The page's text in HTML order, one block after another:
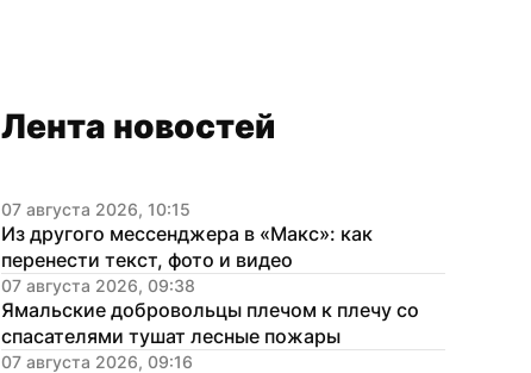
Лента новостей
07 августа 2026, 10:15
Из другого мессенджера в «Макс»: как
перенести текст, фото и видео
07 августа 2026, 09:38
Ямальские добровольцы плечом к плечу со
спасателями тушат лесные пожары
07 августа 2026, 09:16